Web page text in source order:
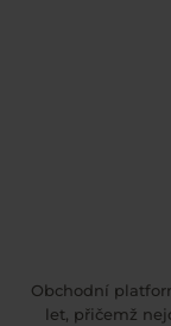
Obchodní
let, přičemž